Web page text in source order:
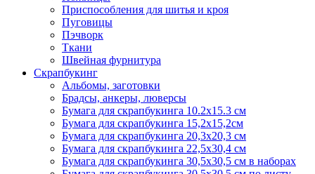
Приспособления для шитья и кроя
Пуговицы
Пэчворк
Ткани
Швейная фурнитура
Скрапбукинг
Альбомы, заготовки
Брадсы, анкеры, люверсы
Бумага для скрапбукинга 10.2х15.3 см
Бумага для скрапбукинга 15,2х15,2см
Бумага для скрапбукинга 20,3х20,3 см
Бумага для скрапбукинга 22,5х30,4 см
Бумага для скрапбукинга 30,5х30,5 см в наборах